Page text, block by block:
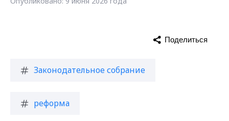
Законодательное собрание
реформа
Поделиться